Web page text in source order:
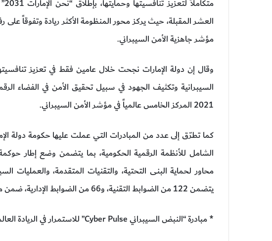
مؤشر جاهزية الأمن السيبراني.
وقال إن دولة الإمارات نجحت خلال عامين فقط في تعزيز
السيبرانية وتكثيف الجهود في سبيل تحقيق الأمن في الفضاء
2021 المركز الخامس عالمياً في مؤشر الأمن السيبراني.
كما تطرّق إلى عدد من المبادرات التي عملت عليها حكومة دولة
الشامل للأنظمة الرقمية الحكومية، بما يتضمن وضع إطار
محاور لحماية البنى التحتية، والتقنيات المتقدمة، والعمليات
يتضمن 122 من الضوابط التقنية، و66 من الضوابط الإدارية، ضمن معايير وإرشادات مختلفة.
* مبادرة “النبض السيبراني Cyber Pulse” للاستمرار في الريادة العالمية: